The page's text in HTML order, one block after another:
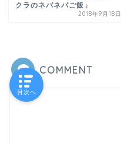
クラのネバネバご飯」
2018年9月18日
COMMENT
目次へ